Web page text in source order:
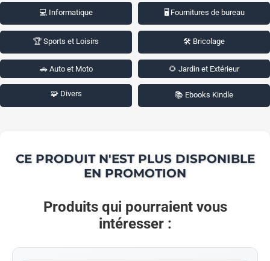
💻 Informatique 🖥️ Fournitures de bureau
🏆 Sports et Loisirs 🛠️ Bricolage
🚗 Auto et Moto 🌻 Jardin et Extérieur
🧩 Divers 📚 Ebooks Kindle
CE PRODUIT N'EST PLUS DISPONIBLE
EN PROMOTION
Produits qui pourraient vous
intéresser :